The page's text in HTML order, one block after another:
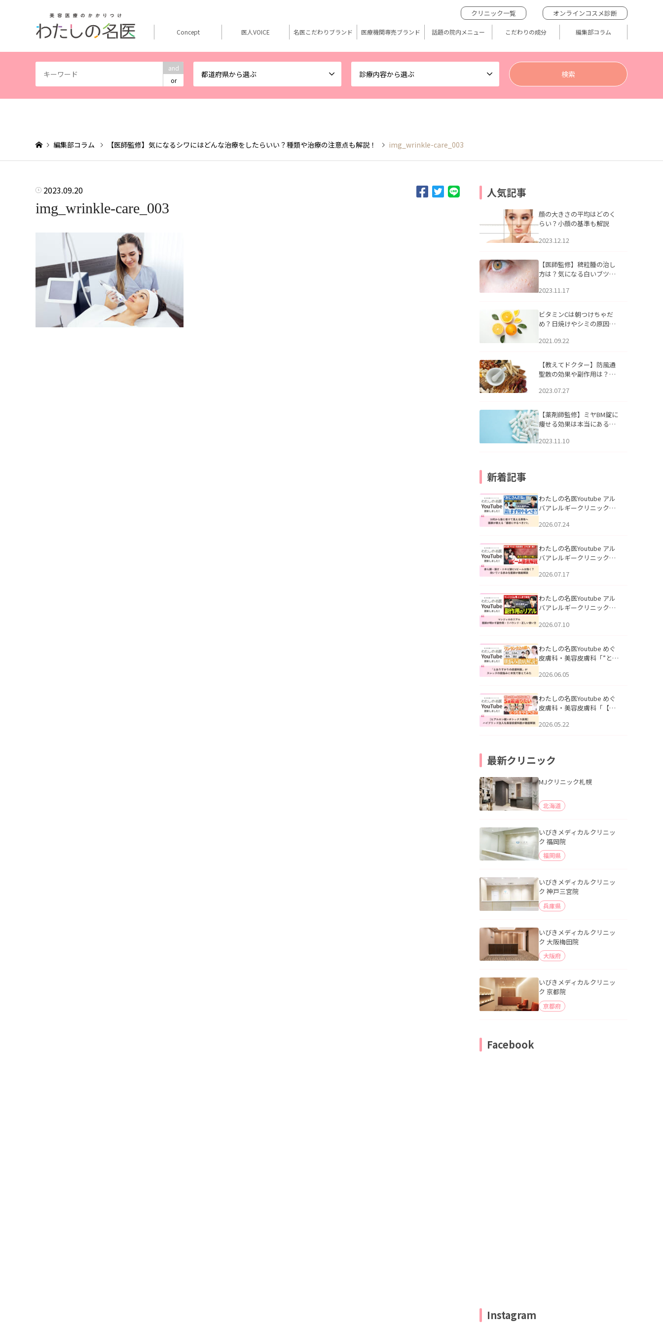
and
or
都道府県から選ぶ 診療内容から選ぶ
クリニック一覧 オンラインコスメ診断
Concept 医人VOICE 名医こだわりブランド 医療機関専売ブランド 話題の院内メニュー こだわりの成分 編集部コラム
編集部コラム 【医師監修】気になるシワにはどんな治療をしたらいい？種類や治療の注意点も解説！ img_wrinkle-care_003
2023.09.20
img_wrinkle-care_003
人気記事
顔の大きさの平均はどのく
らい？小顔の基準も解説
2023.12.12
【医師監修】稗粒腫の治し
方は？気になる白いブツブ
アについて
2023.11.17
ビタミンCは朝つけちゃだ
め？日焼けやシミの原因に
2021.09.22
【教えてドクター】防風通
聖散の効果や副作用は？長
2023.07.27
【薬剤師監修】ミヤBM錠に
痩せる効果は本当にある
2023.11.10
新着記事
わたしの名医Youtube アル
バアレルギークリニック札
える男性へ｜医師が教える
公開いたしました。
2026.07.24
わたしの名医Youtube アル
バアレルギークリニック札
跡にVビームは効く？向いて
説」を公開いたしました。
2026.07.17
わたしの名医Youtube アル
バアレルギークリニック札
医師が明かす副作用・リバ
公開いたしました。
2026.07.10
わたしの名医Youtube めぐ
皮膚科・美容皮膚科「”とお
ッズの肌悩みに本気で答え
た。
2026.06.05
わたしの名医Youtube めぐ
皮膚科・美容皮膚科「【ヒ
用】ハイブリッド注入を美
2026.05.22
最新クリニック
MJクリニック札幌
北海道
いびきメディカルクリニッ
ク 福岡院
福岡県
いびきメディカルクリニッ
ク 神戸三宮院
兵庫県
いびきメディカルクリニッ
ク 大阪梅田院
大阪府
いびきメディカルクリニッ
ク 京都院
京都府
Facebook
Instagram